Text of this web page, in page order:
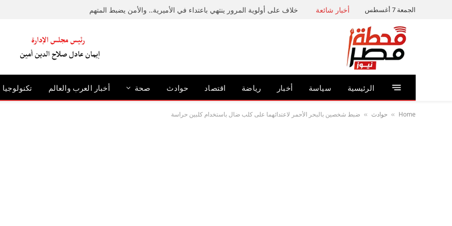
الجمعة 7 أغسطس أخبار شائعة خلاف على أولوية المرور ينتهي باعتداء في الأميرية.. والأمن يضبط المتهم
الرئيسية سياسة أخبار رياضة اقتصاد حوادث صحة أخبار العرب والعالم تكنولوجيا
Home
» حوادث » ضبط شخصين بالبحر الأحمر لاعتدائهما على كلب ضال باستخدام كلبين حراسة